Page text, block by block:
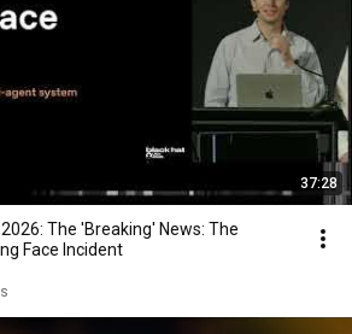
37:28
The 'Breaking' News: The
Face Incident